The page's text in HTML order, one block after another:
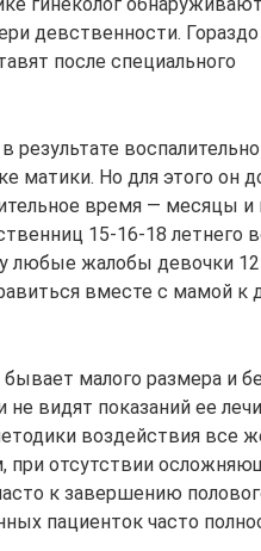
девственности.
после специального
матики. Но для этого он
время — месяцы и
15-16-18 летнего
любые жалобы девочки
вместе с мамой к
малого размера и
видят показаний ее
воздействия все
при отсутствии
к завершению
пациенток часто